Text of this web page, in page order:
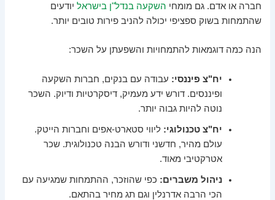
חברה או אדם. גם מומחי השקעה בנדל"ן בישראל יודעים
שהתמחות בשוק ספציפי יכולה להניב פירות טובים יותר.
הנה כמה דוגמאות להתמחויות והשפעתן על השכר:
יח"צ פיננסי: עבודה עם בנקים, חברות השקעה
ופיננסים. דורש ידע מעמיק, דיסקרטיות ודיוק. השכר
נוטה להיות גבוה יותר.
יח"צ טכנולוגי: ליווי סטארט-אפים וחברות הייטק.
עולם מהיר, חדשני ודורש הבנה טכנולוגית. שכר
אטרקטיבי מאוד.
ניהול משברים: כפי שהוזכר, ההתמחות שמגיעה עם
הכי הרבה אדרנלין וגם תג מחיר בהתאם.